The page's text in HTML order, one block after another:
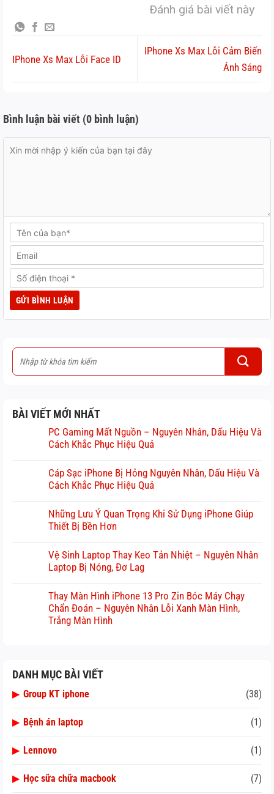
Đánh giá bài viết này
IPhone Xs Max Lỗi Face ID
IPhone Xs Max Lỗi Cảm Biến
Ánh Sáng
Bình luận bài viết (0 bình luận)
BÀI VIẾT MỚI NHẤT
PC Gaming Mất Nguồn – Nguyên Nhân, Dấu Hiệu Và
Cách Khắc Phục Hiệu Quả
Cáp Sạc iPhone Bị Hỏng Nguyên Nhân, Dấu Hiệu Và
Cách Khắc Phục Hiệu Quả
Những Lưu Ý Quan Trọng Khi Sử Dụng iPhone Giúp
Thiết Bị Bền Hơn
Vệ Sinh Laptop Thay Keo Tản Nhiệt – Nguyên Nhân
Laptop Bị Nóng, Đơ Lag
Thay Màn Hình iPhone 13 Pro Zin Bóc Máy Chạy
Chẩn Đoán – Nguyên Nhân Lỗi Xanh Màn Hình,
Trắng Màn Hình
DANH MỤC BÀI VIẾT
▶ Group KT iphone (38)
▶ Bệnh án laptop (1)
▶ Lennovo (1)
▶ Học sữa chữa macbook (7)